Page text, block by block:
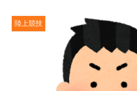
陸上競技